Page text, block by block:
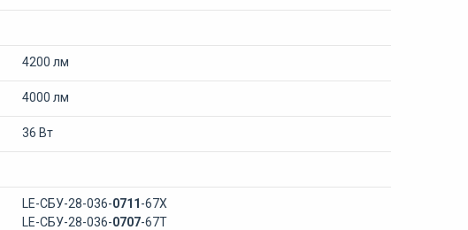
4200 лм
4000 лм
36 Вт
LE-СБУ-28-036-0711 -67Х
LE-СБУ-28-036-0707-67Т